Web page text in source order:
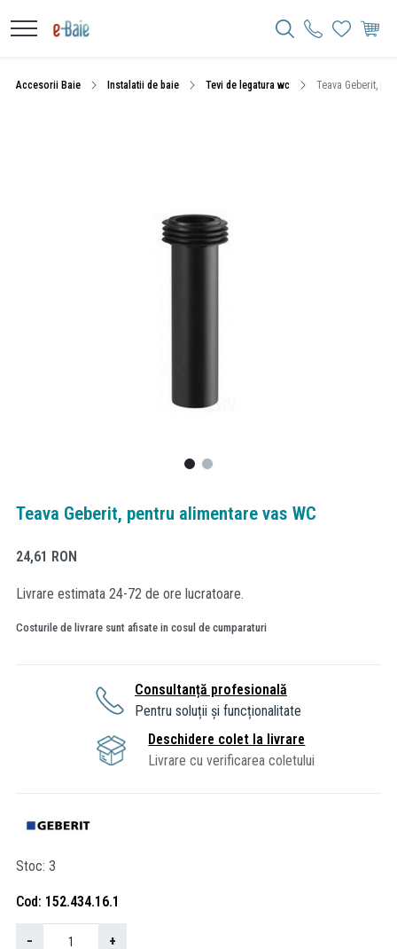
Accesorii Baie Instalatii de baie Tevi de legatura wc Teava Geberit,
Teava Geberit, pentru alimentare vas WC
24,61 RON
Livrare estimata 24-72 de ore lucratoare.
Costurile de livrare sunt afisate in cosul de cumparaturi
Consultanță profesională
Pentru soluții și funcționalitate
Deschidere colet la livrare
Livrare cu verificarea coletului
Stoc 3
Cod 152.434.16.1
− +